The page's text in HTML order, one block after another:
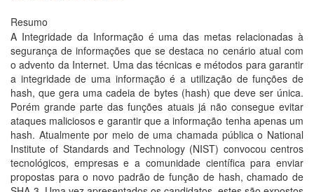
Resumo
A Integridade da Informação é uma das metas relacionadas à
segurança de informações que se destaca no cenário atual com
o advento da Internet. Uma das técnicas e métodos para garantir
a integridade de uma informação é a utilização de funções de
hash, que gera uma cadeia de bytes (hash) que deve ser única.
Porém grande parte das funções atuais já não consegue evitar
ataques maliciosos e garantir que a informação tenha apenas um
hash. Atualmente por meio de uma chamada pública o National
Institute of Standards and Technology (NIST) convocou centros
tecnológicos, empresas e a comunidade científica para enviar
propostas para o novo padrão de função de hash, chamado de